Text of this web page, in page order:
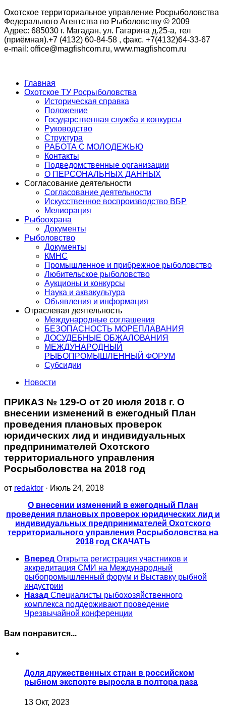
Охотское территориальное управление Росрыболовства
Федерального Агентства по Рыболовству © 2009
Адрес: 685030 г. Магадан, ул. Гагарина д.25-а, тел
(приёмная).+7 (4132) 60-84-58 , факс. +7(4132)64-33-67
e-mail: office@magfishcom.ru, www.magfishcom.ru
Главная
Охотское ТУ Росрыболовства
Историческая справка
Положение
Государственная служба и конкурсы
Руководство
Структура
РАБОТА С МОЛОДЕЖЬЮ
Контакты
Подведомственные организации
О ПЕРСОНАЛЬНЫХ ДАННЫХ
Согласование деятельности
Согласование деятельности
Искусственное воспроизводство ВБР
Мелиорация
Рыбоохрана
Документы
Рыболовство
Документы
КМНС
Промышленное и прибрежное рыболовство
Любительское рыболовство
Аукционы и конкурсы
Наука и аквакультура
Объявления и информация
Отраслевая деятельность
Международные соглашения
БЕЗОПАСНОСТЬ МОРЕПЛАВАНИЯ
ДОСУДЕБНЫЕ ОБЖАЛОВАНИЯ
МЕЖДУНАРОДНЫЙ
РЫБОПРОМЫШЛЕННЫЙ ФОРУМ
Субсидии
Новости
ПРИКАЗ № 129-О от 20 июля 2018 г. О
внесении изменений в ежегодный План
проведения плановых проверок
юридических лид и индивидуальных
предпринимателей Охотского
территориального управления
Росрыболовства на 2018 год
от redaktor · Июль 24, 2018
О внесении изменений в ежегодный План
проведения плановых проверок юридических лид и
индивидуальных предпринимателей Охотского
территориального управления Росрыболовства на
2018 год СКАЧАТЬ
Вперед Открыта регистрация участников и
аккредитация СМИ на Международный
рыбопромышленный форум и Выставку рыбной
индустрии
Назад Специалисты рыбохозяйственного
комплекса поддерживают проведение
Чрезвычайной конференции
Вам понравится...
Доля дружественных стран в российском
рыбном экспорте выросла в полтора раза
13 Окт, 2023